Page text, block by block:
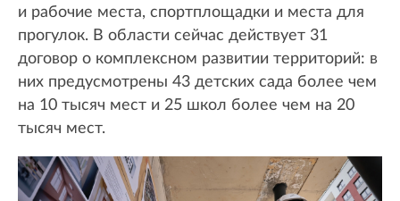
и рабочие места, спортплощадки и места для
прогулок. В области сейчас действует 31
договор о комплексном развитии территорий: в
них предусмотрены 43 детских сада более чем
на 10 тысяч мест и 25 школ более чем на 20
тысяч мест.